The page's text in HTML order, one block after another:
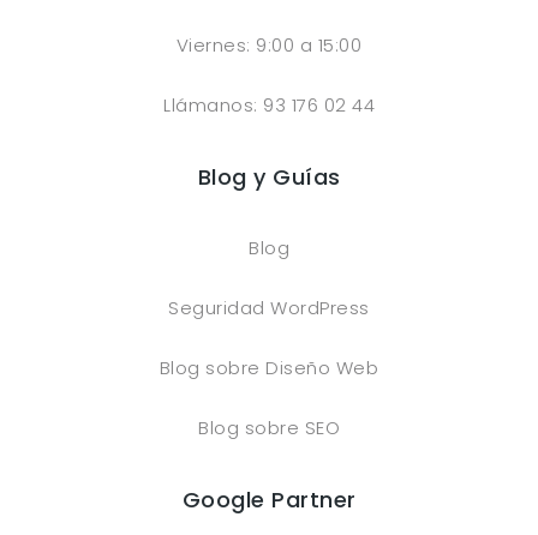
Viernes: 9:00 a 15:00
Llámanos: 93 176 02 44
Blog y Guías
Blog
Seguridad WordPress
Blog sobre Diseño Web
Blog sobre SEO
Google Partner